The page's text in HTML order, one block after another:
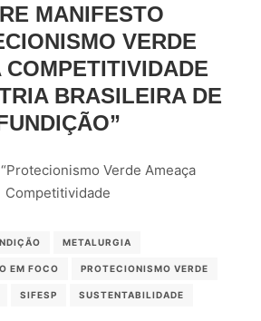
MANIFESTO
VERDE
COMPETITIVIDADE
BRASILEIRA DE
Verde Ameaça
Competitividade
METALURGIA
EM FOCO PROTECIONISMO VERDE
SIFESP SUSTENTABILIDADE